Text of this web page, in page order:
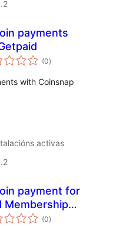
payments
(0valoracións
totais
)
with Coinsnap
activas
payment for
Memberships
(0valoracións
totais
)